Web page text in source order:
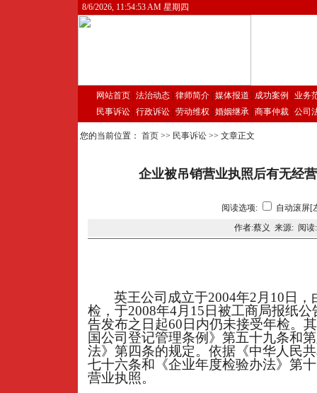
8/6/2026, 11:54:53 AM 星期四
网站首页 法治动态 律师简介 媒体报道 成功案例
业务
民事诉讼 行政诉讼 劳动维权 婚姻继承 商事仲裁 公司
您的当前位置： 首页 >> 民事诉讼 >> 文章正文
企业被吊销营业执照后有无经
阅读选项:
自动滚屏[
作者:蔡义 来源: 阅
英王公司成立于2004年2月10日
检，于2008年4月15日被工商局报纸
告发布之日起60日内仍未接受年检。
国公司登记管理条例》第五十九条和
法》第四条的规定。依据《中华人民
七十六条和《企业年度检验办法》第
营业执照。